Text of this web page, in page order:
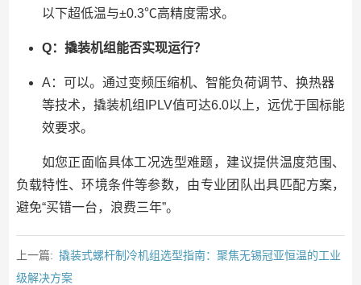
以下超低温与±0.3℃高精度需求。
Q：撬装机组能否实现运行？
A：可以。通过变频压缩机、智能负荷调节、换热器
等技术，撬装机组IPLV值可达6.0以上，远优于国标能
效要求。
如您正面临具体工况选型难题，建议提供温度范围、
负载特性、环境条件等参数，由专业团队出具匹配方案，
避免“买错一台，浪费三年”。
上一篇: 撬装式螺杆制冷机组选型指南：聚焦无锡冠亚恒温的工业
级解决方案